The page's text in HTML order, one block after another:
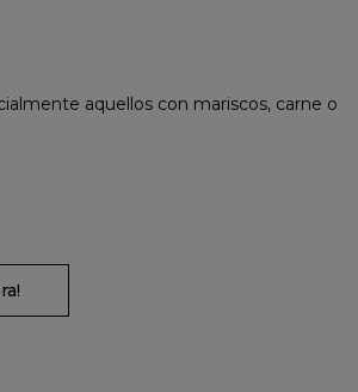
aquellos con mariscos, carne o